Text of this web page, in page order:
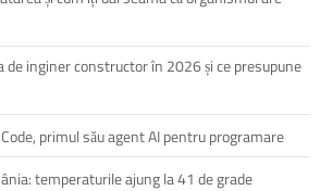
de inginer constructor în 2026 și ce presupune
primul său agent AI pentru programare
temperaturile ajung la 41 de grade